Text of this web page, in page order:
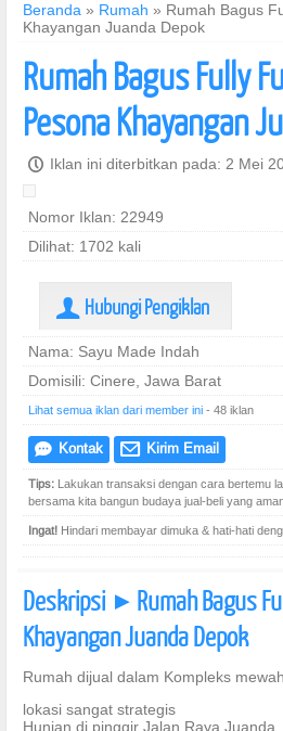
Beranda » Rumah » Rumah Bagus
Khayangan Juanda Depok
Rumah Bagus Fully
Pesona Khayangan
P Iklan ini diterbitkan pada: 2 Mei
Nomor Iklan: 22949
Dilihat: 1702 kali
U Hubungi Pengiklan
Nama: Sayu Made Indah
Domisili: Cinere, Jawa Barat
Lihat semua iklan dari member ini - 48 iklan
e Kontak @ Kirim Email
Tips: Lakukan transaksi dengan cara bertemu
bersama kita bangun budaya jual-beli yang
Ingat! Hindari membayar dimuka & hati-hati
Deskripsi ] Rumah Bagus
Khayangan Juanda Depok
Rumah dijual dalam Kompleks
lokasi sangat strategis
Hunian di pinggir Jalan Raya Juanda